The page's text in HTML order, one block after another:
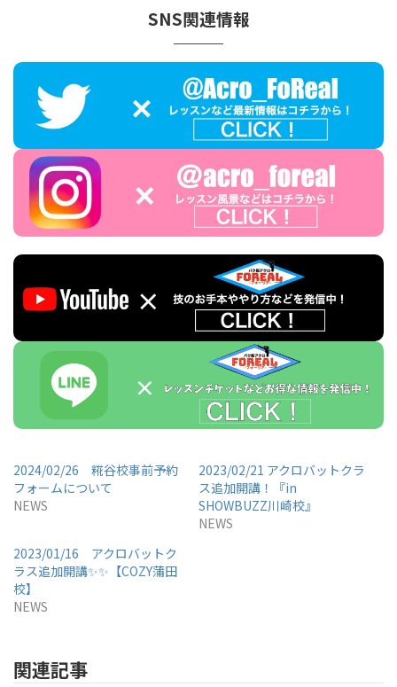
SNS関連情報
2024/02/26 糀谷校事前予約
フォームについて
NEWS
2023/02/21 アクロバットクラ
ス追加開講！『in
SHOWBUZZ川崎校』
NEWS
2023/01/16 アクロバットク
ラス追加開講✨✨【COZY蒲田
校】
NEWS
関連記事